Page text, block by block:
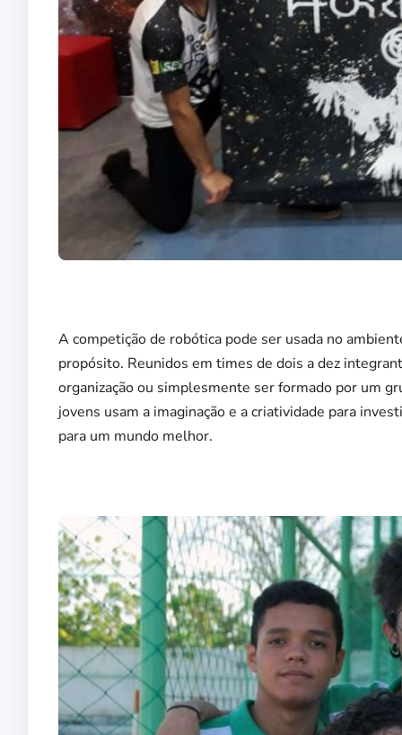
A competição de robótica pode ser usada no
propósito. Reunidos em times de dois a dez
organização ou simplesmente ser formado por um
jovens usam a imaginação e a criatividade para
para um mundo melhor.